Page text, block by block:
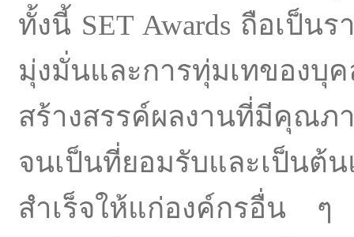
ทั้งนี้ SET Awards ถือเป็น
มุ่งมั่นและการทุ่มเทของ
สร้างสรรค์ผลงานที่มีคุณภ
จนเป็นที่ยอมรับและเป็นต้
สำเร็จให้แก่องค์กรอื่น ๆ